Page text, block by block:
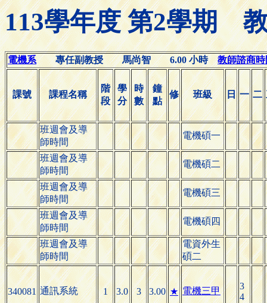
113學年度 第2學期
電機系專任副教授 馬尚智 6.00 小時教師諮商時
課號 課程名稱
階
段
學
分
時
數
鐘
點
修 班級 日 一 二
班週會及導
師時間
電機碩一
班週會及導
師時間
電機碩二
班週會及導
師時間
電機碩三
班週會及導
師時間
電機碩四
班週會及導
師時間
電資外生
碩二
340081 通訊系統 1 3.0 3 3.00 ★ 電機三甲
3
4